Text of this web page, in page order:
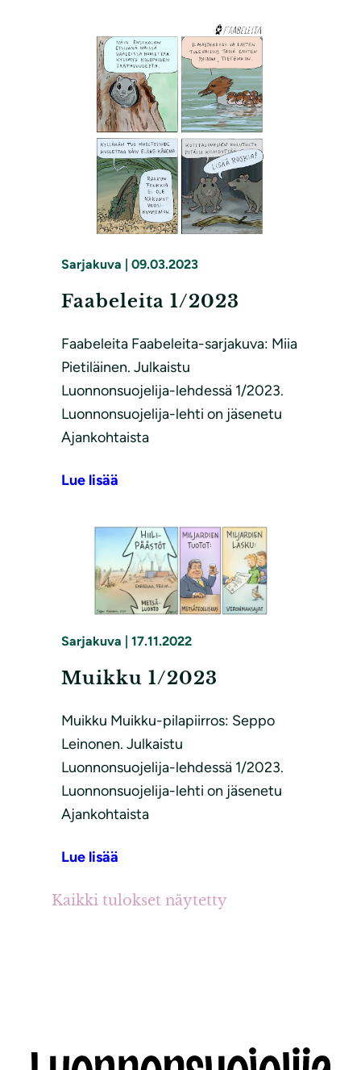
Sarjakuva 09.03.2023
Faabeleita 1/2023
Faabeleita Faabeleita-sarjakuva: Miia
Pietiläinen. Julkaistu
Luonnonsuojelija-lehdessä 1/2023.
Luonnonsuojelija-lehti on jäsenetu
Ajankohtaista
Lue lisää
Sarjakuva | 17.11.2022
Muikku 1/2023
Muikku Muikku-pilapiirros: Seppo
Leinonen. Julkaistu
Luonnonsuojelija-lehdessä 1/2023.
Luonnonsuojelija-lehti on jäsenetu
Ajankohtaista
Lue lisää
Kaikki tulokset näytetty